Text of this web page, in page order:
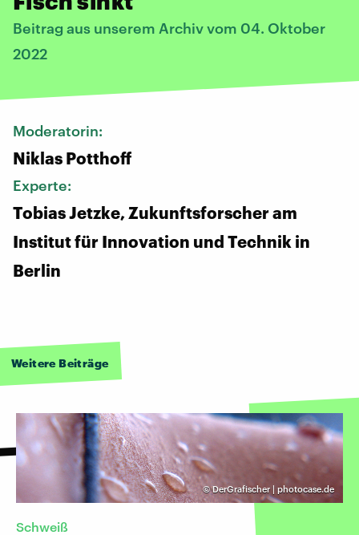
Beitrag aus unserem Archiv vom 04. Oktober
2022
Moderatorin:
Niklas Potthoff
Experte:
Tobias Jetzke, Zukunftsforscher am
Institut für Innovation und Technik in
Berlin
Weitere Beiträge
©DerGrafischer | photocase.de
Schweiß